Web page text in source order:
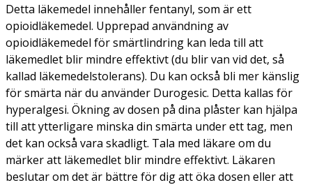
Detta läkemedel innehåller fentanyl, som är ett
opioidläkemedel. Upprepad användning av
opioidläkemedel för smärtlindring kan leda till att
läkemedlet blir mindre effektivt (du blir van vid det, så
kallad läkemedelstolerans). Du kan också bli mer känslig
för smärta när du använder Durogesic. Detta kallas för
hyperalgesi. Ökning av dosen på dina plåster kan hjälpa
till att ytterligare minska din smärta under ett tag, men
det kan också vara skadligt. Tala med läkare om du
märker att läkemedlet blir mindre effektivt. Läkaren
beslutar om det är bättre för dig att öka dosen eller att